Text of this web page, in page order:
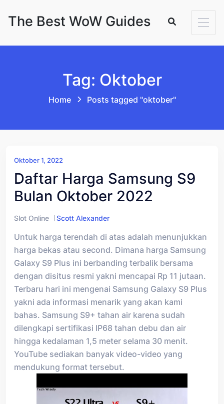
The Best WoW Guides
Tag: Oktober
Home Posts tagged "oktober"
Oktober 1, 2022
Daftar Harga Samsung S9
Bulan Oktober 2022
Slot Online Scott Alexander
Untuk harga terendah di atas adalah menunjukkan
harga bekas atau second. Dimana harga Samsung
Galaxy S9 Plus ini berbanding terbalik bersama
dengan disitus resmi yakni mencapai Rp 11 jutaan.
Terbaru hari ini mengenai Samsung Galaxy S9 Plus
yakni ada informasi menarik yang akan kami
bahas. Samsung S9+ tahan air karena sudah
dilengkapi sertifikasi IP68 tahan debu dan air
hingga kedalaman 1,5 meter selama 30 menit.
YouTube sediakan banyak video-video yang
mendukung format tersebut.